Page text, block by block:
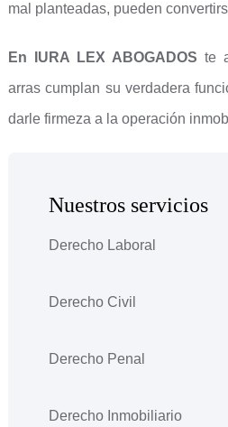
mal planteadas, pueden
En IURA LEX ABOGADOS te
arras cumplan su verdadera
darle firmeza a la operación
Nuestros servicios
Derecho Laboral
Derecho Civil
Derecho Penal
Derecho Inmobiliario